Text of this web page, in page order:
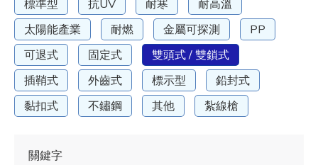
標準型 抗UV 耐寒
耐高溫
太陽能產業
耐燃 金屬可探測
PP
可退式
固定式
雙頭式 / 雙鎖式
插鞘式
外齒式 標示型
鉛封式
黏扣式
不鏽鋼 其他 紮線槍
關鍵字